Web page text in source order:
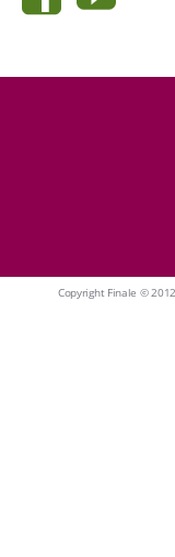
Copyright Finale ©